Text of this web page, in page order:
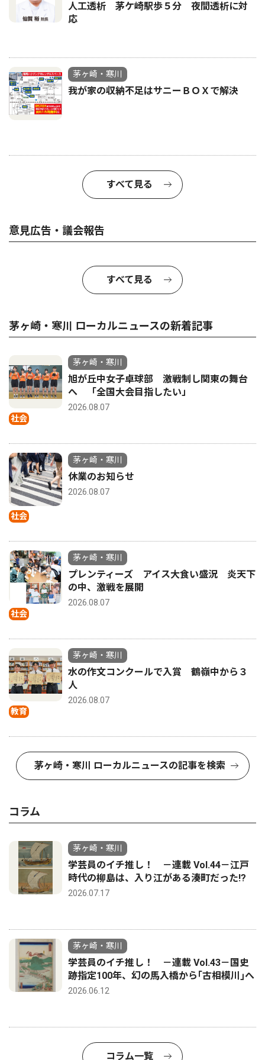
人工透析 茅ケ崎駅歩５分 夜間透析に対
応
茅ヶ崎・寒川
我が家の収納不足はサニーＢＯＸで解決
すべて見る
意見広告・議会報告
すべて見る
茅ヶ崎・寒川 ローカルニュースの新着記事
社会
茅ヶ崎・寒川
旭が丘中女子卓球部 激戦制し関東の舞台
へ 「全国大会目指したい」
2026.08.07
社会
茅ヶ崎・寒川
休業のお知らせ
2026.08.07
社会
茅ヶ崎・寒川
プレンティーズ アイス大食い盛況 炎天下
の中、激戦を展開
2026.08.07
教育
茅ヶ崎・寒川
水の作文コンクールで入賞 鶴嶺中から３
人
2026.08.07
茅ヶ崎・寒川 ローカルニュースの記事を検索
コラム
茅ヶ崎・寒川
学芸員のイチ推し！ －連載 Vol.44－江戸
時代の柳島は、入り江がある湊町だった!?
2026.07.17
茅ヶ崎・寒川
学芸員のイチ推し！ －連載 Vol.43－国史
跡指定100年、幻の馬入橋から｢古相模川｣へ
2026.06.12
コラム一覧